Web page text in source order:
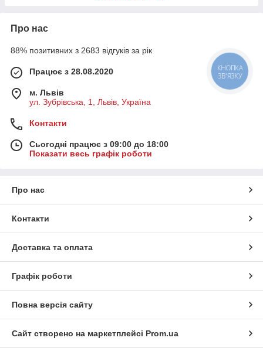
Про нас
88% позитивних з 2683 відгуків за рік
Працює з 28.08.2020
м. Львів
ул. Зубрівська, 1, Львів, Україна
Контакти
Сьогодні працює з 09:00 до 18:00
Показати весь графік роботи
Про нас
Контакти
Доставка та оплата
Графік роботи
Повна версія сайту
Сайт створено на маркетплейсі Prom.ua
КНОПКА
ЗВ'ЯЗКУ